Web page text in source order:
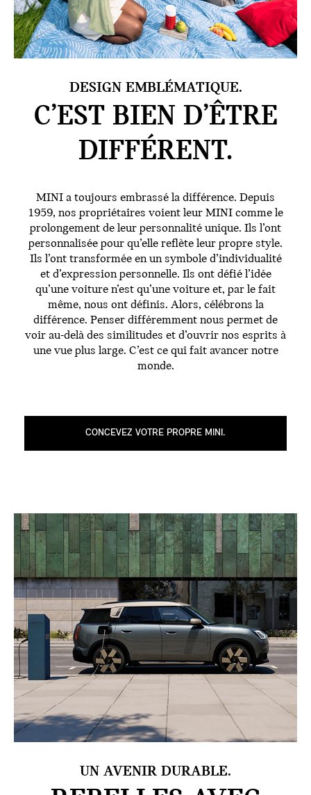
DESIGN EMBLÉMATIQUE.
C’EST BIEN D’ÊTRE
DIFFÉRENT.
MINI a toujours embrassé la différence. Depuis
1959, nos propriétaires voient leur MINI comme le
prolongement de leur personnalité unique. Ils l’ont
personnalisée pour qu’elle reflète leur propre style.
Ils l’ont transformée en un symbole d’individualité
et d’expression personnelle. Ils ont défié l’idée
qu’une voiture n’est qu’une voiture et, par le fait
même, nous ont définis. Alors, célébrons la
différence. Penser différemment nous permet de
voir au-delà des similitudes et d’ouvrir nos esprits à
une vue plus large. C’est ce qui fait avancer notre
monde.
CONCEVEZ VOTRE PROPRE MINI.
UN AVENIR DURABLE.